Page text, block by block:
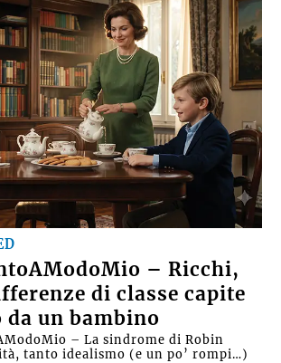
– Ricchi,
di classe capite
da un bambino
– La sindrome di Robin
tanto idealismo (e un po’ rompi…)